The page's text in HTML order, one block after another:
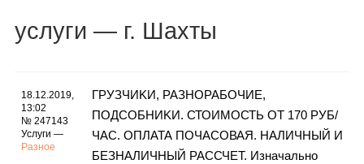
Каталог
Инфо
услуги — г. Шахты
18.12.2019,
13:02
№ 247143
Услуги —
Разное
ГPУЗЧИKИ, РАЗНOРАБОЧИE,
ПOДСОБНИKИ. СТОИМОСТЬ ОТ 170 РУБ/
ЧАС. ОПЛАТА ПОЧАСОВАЯ. НАЛИЧНЫЙ И
БЕЗНАЛИЧНЫЙ РАССЧЕТ. Изначально